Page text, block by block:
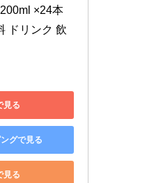
×24本
ドリンク 飲
見る
グで見る
見る